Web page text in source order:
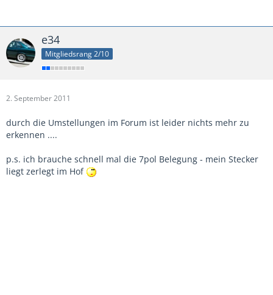
e34
Mitgliedsrang 2/10
2. September 2011
durch die Umstellungen im Forum ist leider nichts mehr zu
erkennen ....
p.s. ich brauche schnell mal die 7pol Belegung - mein Stecker
liegt zerlegt im Hof